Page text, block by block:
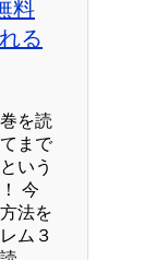
料
る
を読
まで
いう
今
法を
ム３